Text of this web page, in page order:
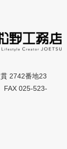
2742番地23
025-523-